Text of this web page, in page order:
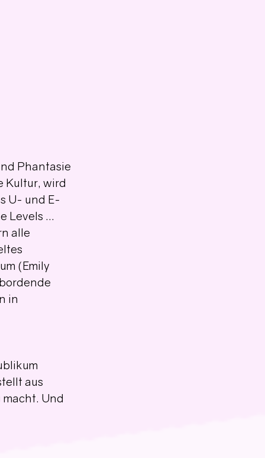
Phantasie
Kultur, wird
U- und E-
Levels …
alle
(Emily
in
aus
Und